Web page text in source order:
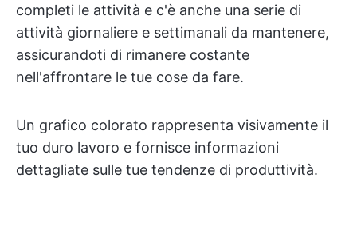
completi le attività e c'è anche una serie di
attività giornaliere e settimanali da mantenere,
assicurandoti di rimanere costante
nell'affrontare le tue cose da fare.
Un grafico colorato rappresenta visivamente il
tuo duro lavoro e fornisce informazioni
dettagliate sulle tue tendenze di produttività.